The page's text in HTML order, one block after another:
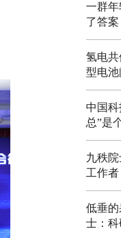
一群年
了答案
氢电
型电
中国科
总”是
九秩
工作
低垂
士：